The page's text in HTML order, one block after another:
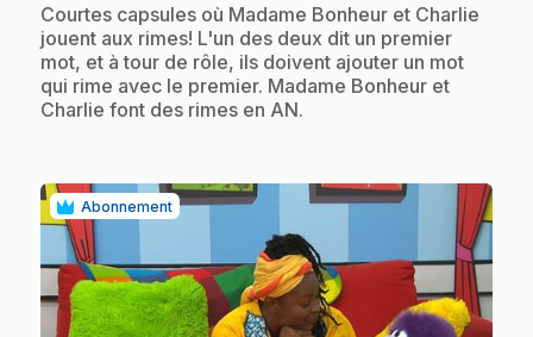
.Courtes capsules où Madame Bonheur et Charlie
jouent aux rimes! L'un des deux dit un premier
mot, et à tour de rôle, ils doivent ajouter un mot
qui rime avec le premier. Madame Bonheur et
Charlie font des rimes en AN.
Abonnement